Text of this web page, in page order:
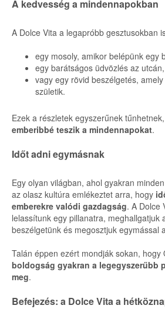
A kedvesség a mindennapokban
A Dolce Vita a legapróbb gesztusokban
egy mosoly, amikor belépünk egy
egy barátságos üdvözlés az utcán,
vagy egy rövid beszélgetés,
születik.
Ezek a részletek egyszerűnek
emberibbé teszik a mindennapokat.
Időt adni egymásnak
Egy olyan világban, ahol gyakran
az olasz kultúra emlékeztet arra, hogy
emberekre valódi gazdagság. A Dolce
lelassítunk egy pillanatra, meghallgatjuk
beszélgetünk és megosztjuk egymással
Talán éppen ezért mondják sokan, hogy
boldogság gyakran a legegyszerűbb
meg.
Befejezés: a Dolce Vita a